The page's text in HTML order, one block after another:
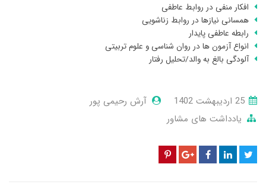
افکار منفی در روابط عاطفی
همسانی نیازها در روابط زناشویی
رابطه عاطفی پایدار
انواع آزمون ها در روان شناسی و علوم تربیتی
آلودگی بالغ به والد/تحلیل رفتار
آرش رحیمی پور
یادداشت های مشاور